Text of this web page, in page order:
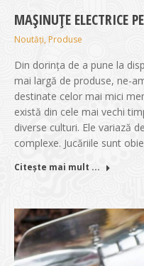
MAȘINUȚE ELECTRICE
Noutăți,Produse
Din dorința de a pune la
mai largă de produse, ne-
destinate celor mai mici
există din cele mai vechi
diverse culturi. Ele variază
complexe. Jucăriile sunt
Citește mai mult ...